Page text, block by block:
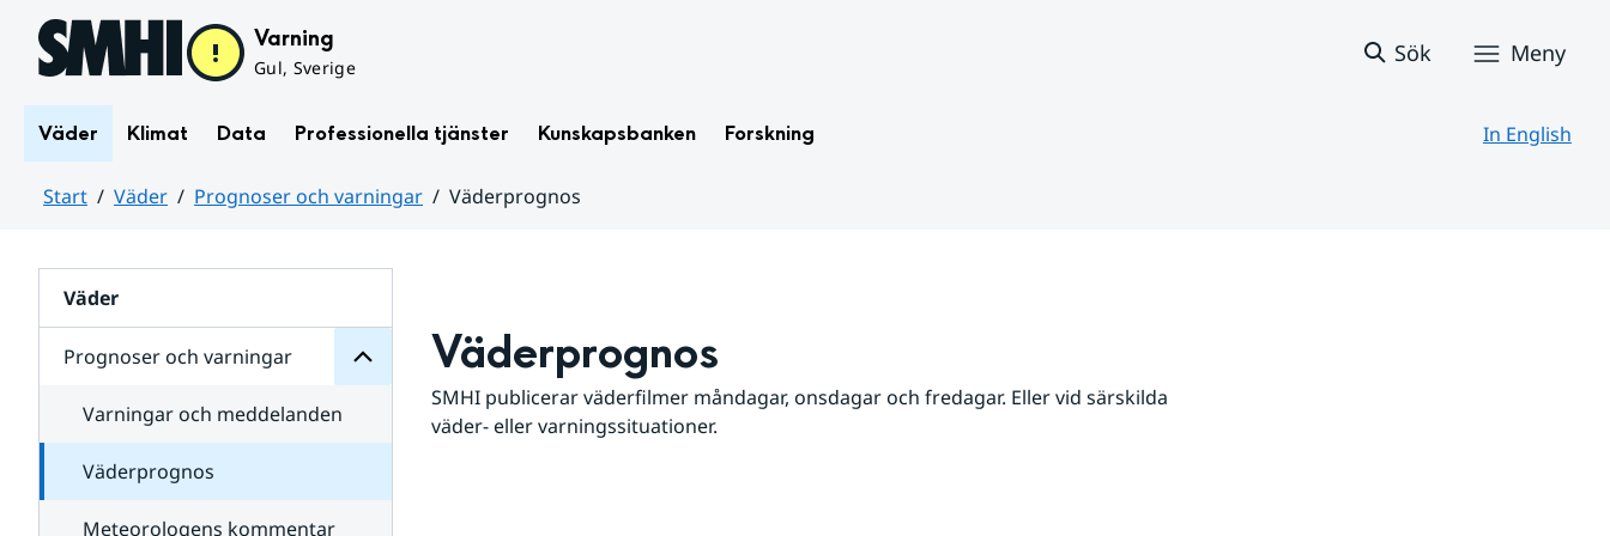
Hoppa till sidans innehåll Varning
Gul, Sverige
Sök Meny
Väder Klimat Data Professionella tjänster Kunskapsbanken Forskning In English
Start Väder Prognoser och varningar
Väderprognos
Väder
Prognoser och varningar
för
varningar
Varningar och meddelanden
Väderprognos
Meteorologens kommentar
Väderprognos
SMHI publicerar väderfilmer måndagar, onsdagar och fredagar. Eller vid särskilda
väder- eller varningssituationer.